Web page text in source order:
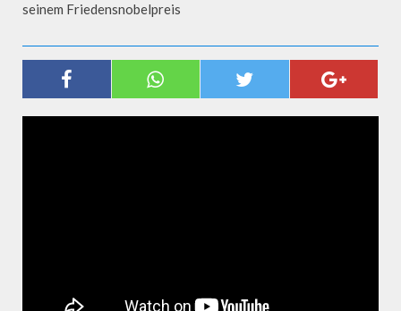
seinem Friedensnobelpreis
SCHIMON PERES ZU SEINEM
FRIEDENSNOBELPREIS